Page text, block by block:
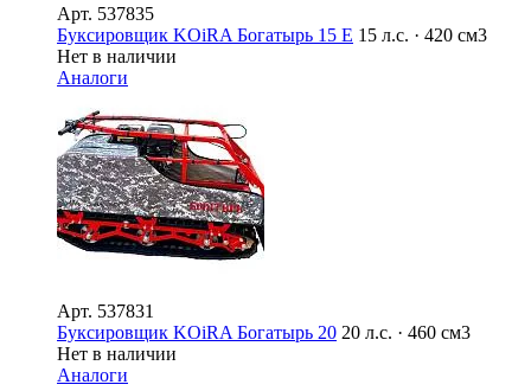
Арт. 537835
Буксировщик KOiRA Богатырь 15 E 15 л.с. · 420 см3
Нет в наличии
Аналоги
Арт. 537831
Буксировщик KOiRA Богатырь 20 20 л.с. · 460 см3
Нет в наличии
Аналоги